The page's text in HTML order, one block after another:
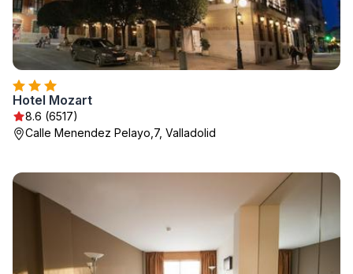
Hotel Mozart
8.6 (6517)
Calle Menendez Pelayo,7, Valladolid